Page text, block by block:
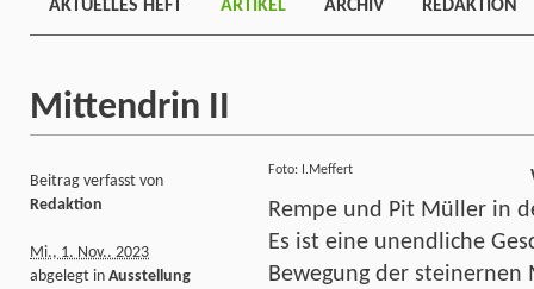
AKTUELLES HEFT ARTIKEL ARCHIV REDAKTION
Mittendrin II
Foto: I.Meffert
Rempe und Pit Müller in
Es ist eine unendliche
Bewegung der
Beitrag verfasst von
Redaktion
Mi., 1. Nov.. 2023
abgelegt in Ausstellung